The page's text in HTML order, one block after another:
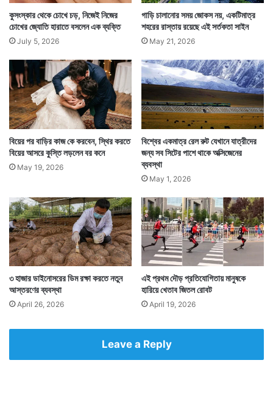
ডোকলামের দিকে চিনের নজর ছিল। এবার সেখানে দাঁত ফোটাতে না
পেরে ভুটানে ঢুকে পড়ল চিনা সেনা। — সংবাদ সংস্থার সাহায্য
নিয়ে লেখা
Tags Bhutan China
কুসংস্কার থেকে চোখে চড়, নিজেই নিজের
চোখের জ্যোতি হারাতে বসলেন এক ব্যক্তি
July 5, 2026
গাড়ি চালানোর সময় জোকস নয়, একটিমাত্র
শহরের রাস্তায় রয়েছে এই সর্তকতা সাইন
May 21, 2026
বিয়ের পর বাড়ির কাজ কে করবেন, স্থির করতে
বিয়ের আসরে কুস্তি লড়লেন বর কনে
May 19, 2026
বিশ্বের একমাত্র রেল রুট যেখানে যাত্রীদের
জন্য সব সিটের পাশে থাকে অক্সিজেনের
ব্যবস্থা
May 1, 2026
৩ হাজার ডাইনোসরের ডিম রক্ষা করতে নতুন
আস্তরণের ব্যবস্থা
April 26, 2026
এই প্রথম দৌড় প্রতিযোগিতায় মানুষকে
হারিয়ে খেতাব জিতল রোবট
April 19, 2026
Leave a Reply